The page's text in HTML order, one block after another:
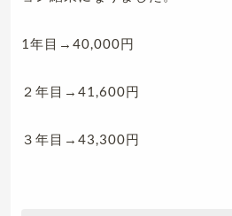
1年目→40,000円
２年目→41,600円
３年目→43,300円